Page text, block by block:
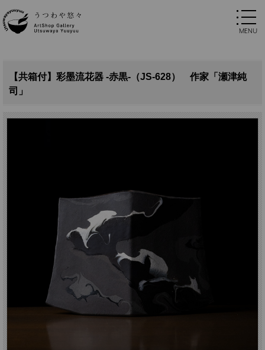
【共箱付】彩墨流花器 -赤黒-（JS-628） 作家「瀬津純
司」